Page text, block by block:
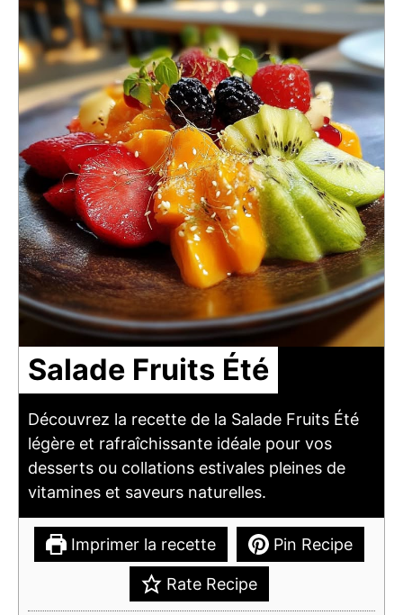
Salade Fruits Été
Découvrez la recette de la Salade Fruits Été
légère et rafraîchissante idéale pour vos
desserts ou collations estivales pleines de
vitamines et saveurs naturelles.
Imprimer la recette Pin Recipe
Rate Recipe